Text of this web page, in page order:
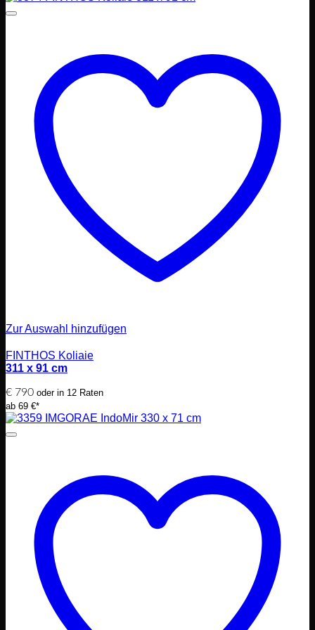
Zur Auswahl hinzufügen
FINTHOS Koliaie
311 x 91 cm
€ 790 oder in 12 Raten
ab 69 €*